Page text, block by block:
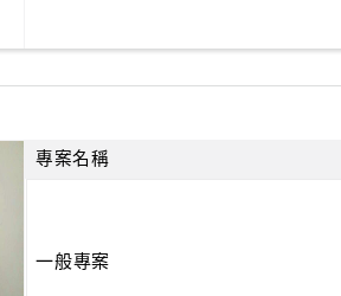
專案名稱
一般專案